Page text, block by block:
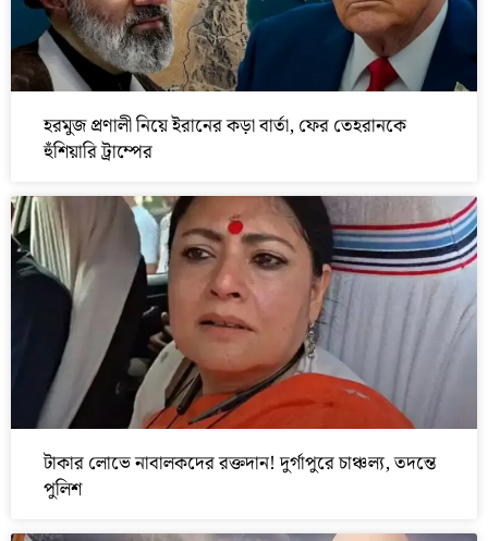
হরমুজ প্রণালী নিয়ে ইরানের কড়া বার্তা, ফের তেহরানকে
হুঁশিয়ারি ট্রাম্পের
টাকার লোভে নাবালকদের রক্তদান! দুর্গাপুরে চাঞ্চল্য, তদন্তে
পুলিশ